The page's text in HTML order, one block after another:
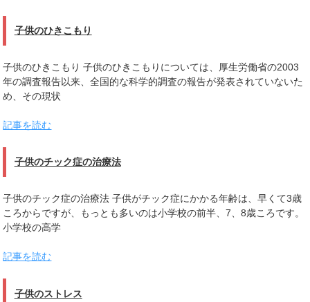
子供のひきこもり
子供のひきこもり 子供のひきこもりについては、厚生労働省の2003
年の調査報告以来、全国的な科学的調査の報告が発表されていないた
め、その現状
記事を読む
子供のチック症の治療法
子供のチック症の治療法 子供がチック症にかかる年齢は、早くて3歳
ころからですが、もっとも多いのは小学校の前半、7、8歳ころです。
小学校の高学
記事を読む
子供のストレス